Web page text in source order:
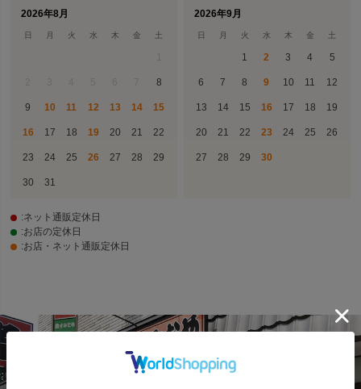
2026年8月
日 月 火 水 木 金 土
8
9 10 11 12 13 14 15
16 17 18 19 20 21 22
23 24 25 26 27 28 29
30 31
2026年9月
日 月 火 水 木 金 土
1 2 3 4 5
6 7 8 9 10 11 12
13 14 15 16 17 18 19
20 21 22 23 24 25 26
27 28 29 30
:ネット通販定休日
:お店の定休日
:お店・ネット通販定休日